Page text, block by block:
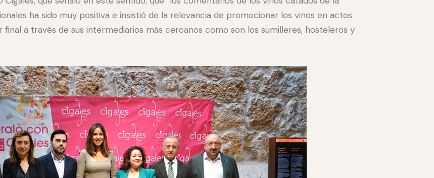
ha sido muy positiva e insistió de la relevancia de promocionar los vinos en actos
a través de sus intermediarios más cercanos como son los sumilleres, hosteleros y